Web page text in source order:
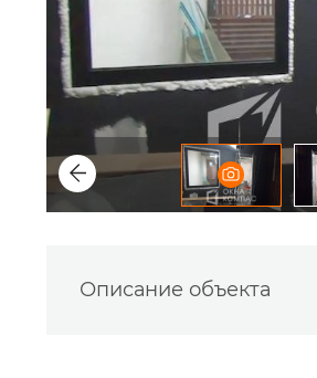
Описание объекта